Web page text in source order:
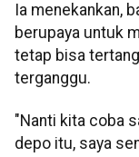
Ia menekankan,
berupaya untuk
tetap bisa
terganggu.
"Nanti kita coba
depo itu, saya